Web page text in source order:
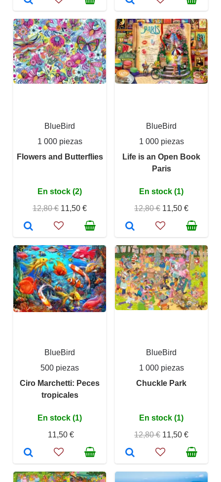
BlueBird
1 000 piezas
Flowers and Butterflies
En stock (2)
12,80 € 11,50 €
BlueBird
1 000 piezas
Life is an Open Book
Paris
En stock (1)
12,80 € 11,50 €
BlueBird
500 piezas
Ciro Marchetti: Peces
tropicales
En stock (1)
11,50 €
BlueBird
1 000 piezas
Chuckle Park
En stock (1)
12,80 € 11,50 €